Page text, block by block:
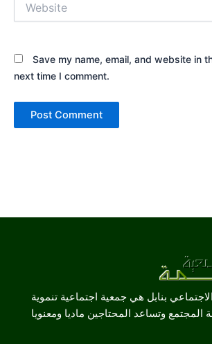
Save my name, email, and website in
next time I comment.
وتساعد المحتاجين ماديا ومعنويا